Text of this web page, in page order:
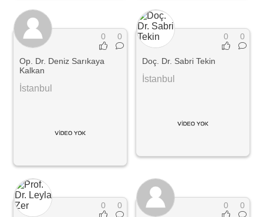
0 0
Op. Dr. Deniz Sarıkaya
Kalkan
İstanbul
0 0
Doç. Dr. Sabri Tekin
İstanbul
0 0 0 0